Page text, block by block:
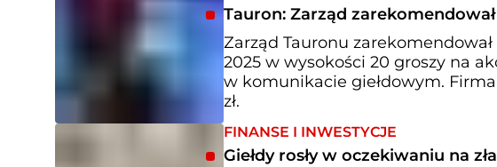
Tauron: Zarząd
Zarząd Tauronu
2025 w wysokości 20 groszy na
w komunikacie giełdowym.
zł.
FINANSE I INWESTYCJE
Giełdy rosły w oczekiwaniu na